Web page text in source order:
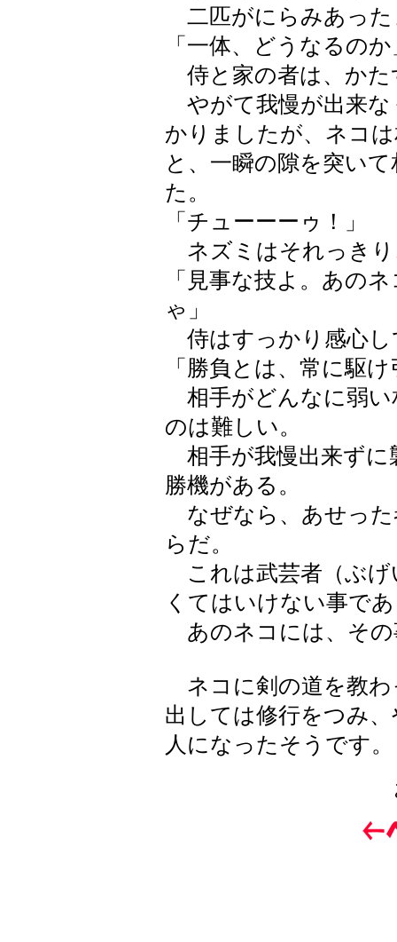
二匹がにらみあった
「一体、どうなるのか
侍と家の者は、かた
やがて我慢が出来な
かりましたが、ネコ
と、一瞬の隙を突い
た。
「チューーーゥ！」
ネズミはそれっきり
「見事な技よ。あの
ゃ」
侍はすっかり感心し
「勝負とは、常に駆
相手がどんなに弱い
のは難しい。
相手が我慢出来ずに
勝機がある。
なぜなら、あせった
らだ。
これは武芸者（ぶげ
くてはいけない事で
あのネコには、その
ネコに剣の道を教わ
出しては修行をつみ
人になったそうです。